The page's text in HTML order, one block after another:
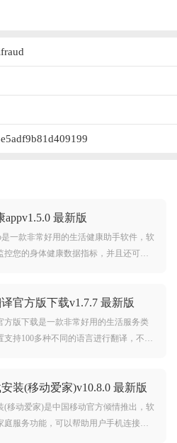
最新版
是一款非常好用的生活健康助手软件，软
控您的身体健康数据指标，并且还可以
官方版下载v1.7.7 最新版
方版下载是一款非常好用的生活服务类
支持100多种不同的语言进行翻译，不管
装(移动爱家)v10.8.0 最新版
(移动爱家)是中国移动官方倾情推出，软
庭服务功能，可以帮助用户手机连接智